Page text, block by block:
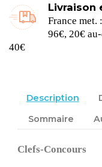
Livraison
France
96€, 20€
40€
Description
Sommaire
Clefs-Concours